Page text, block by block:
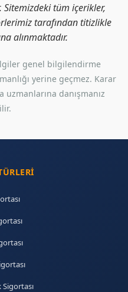
Sitemizdeki tüm içerikler,
tarafından titizlikle
alınmaktadır.
genel bilgilendirme
yerine geçmez. Karar
danışmanız